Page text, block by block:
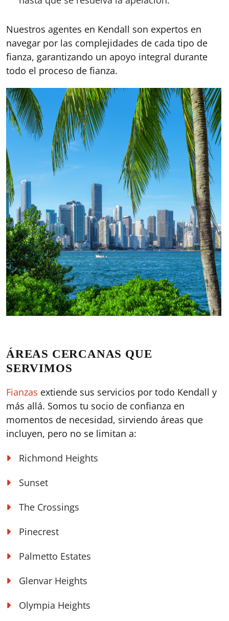
Nuestros agentes en Kendall son expertos en
navegar por las complejidades de cada tipo de
fianza, garantizando un apoyo integral durante
todo el proceso de fianza.
ÁREAS CERCANAS QUE
SERVIMOS
Fianzas extiende sus servicios por todo Kendall y
más allá. Somos tu socio de confianza en
momentos de necesidad, sirviendo áreas que
incluyen, pero no se limitan a:
Richmond Heights
Sunset
The Crossings
Pinecrest
Palmetto Estates
Glenvar Heights
Olympia Heights